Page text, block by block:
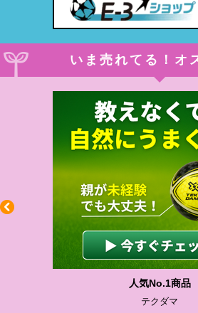
いま売れてる！オ
人気No.1商品
テクダマ